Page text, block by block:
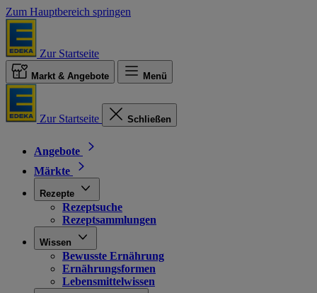
Zum Hauptbereich springen
Zur Startseite
Markt & Angebote Menü
Zur Startseite Schließen
Angebote
Märkte
Rezepte
Rezeptsuche
Rezeptsammlungen
Wissen
Bewusste Ernährung
Ernährungsformen
Lebensmittelwissen